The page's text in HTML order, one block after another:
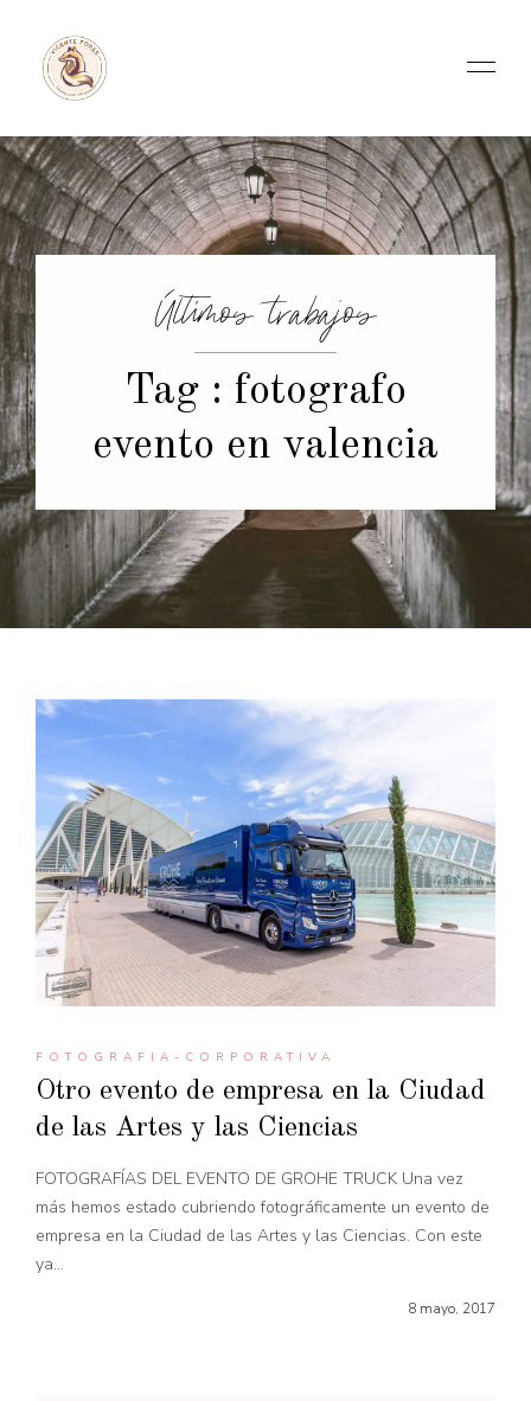
Últimos trabajos
Tag : fotografo
evento en valencia
FOTOGRAFIA-CORPORATIVA
Otro evento de empresa en la Ciudad
de las Artes y las Ciencias
FOTOGRAFÍAS DEL EVENTO DE GROHE TRUCK Una vez
más hemos estado cubriendo fotográficamente un evento de
empresa en la Ciudad de las Artes y las Ciencias. Con este
ya...
8 mayo, 2017